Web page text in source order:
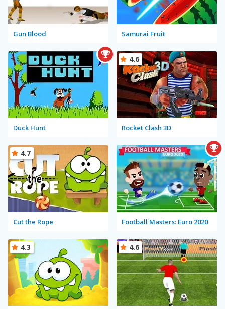
Gun Blood Samurai Fruit
Duck Hunt Rocket Clash 3D
4.6
Cut the Rope
4.7
Football Masters: Euro 2020
4.3 4.6